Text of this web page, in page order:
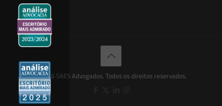
© 2026 SAES Advogados. Todos os direitos reservados.